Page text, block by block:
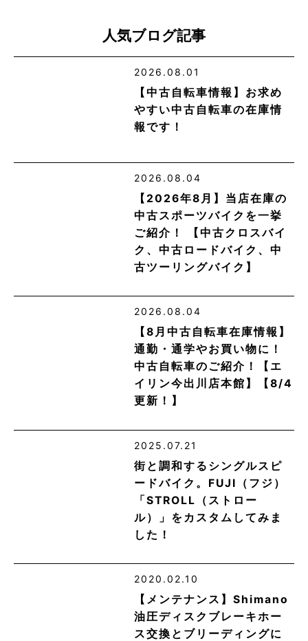
人気ブログ記事
2026.08.01
【中古自転車情報】お求め
やすい中古自転車の在庫情
報です！
2026.08.04
【2026年8月】当店在庫の
中古スポーツバイクを一挙
ご紹介！ 【中古クロスバイ
ク、中古ロードバイク、中
古ツーリングバイク】
2026.08.04
【8月中古自転車在庫情報】
通勤・通学やお買い物に！
中古自転車のご紹介！【エ
イリン今出川店本館】【8/4
更新！】
2025.07.21
街と調和するシングルスピ
ードバイク。FUJI（フジ）
「STROLL（ストロー
ル）」をカスタムしてみま
した！
2020.02.10
【メンテナンス】Shimano
油圧ディスクブレーキホー
ス交換とブリーディングに